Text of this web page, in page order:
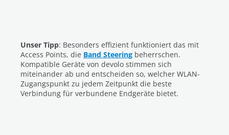
Unser Tipp: Besonders effizient funktioniert das mit
Access Points, die Band Steering beherrschen.
Kompatible Geräte von devolo stimmen sich
miteinander ab und entscheiden so, welcher WLAN-
Zugangspunkt zu jedem Zeitpunkt die beste
Verbindung für verbundene Endgeräte bietet.